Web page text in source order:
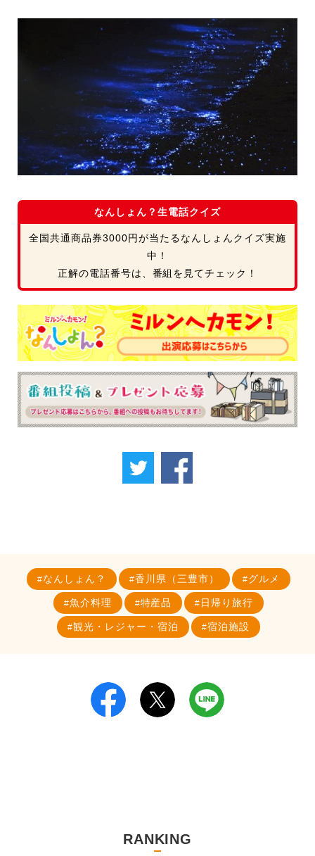
なんしょん？生電話クイズ
全国共通商品券3000円が当たるなんしょんクイズ実施
中！
正解の電話番号は、番組を見てチェック！
なんしょん？ 香川県（三豊市） グルメ
魚介料理 特産品 日帰り旅行
観光・レジャー・宿泊 宿泊施設
RANKING